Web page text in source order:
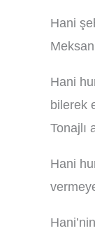
Hani
Hani
bilerek
Tonajlı
Hani